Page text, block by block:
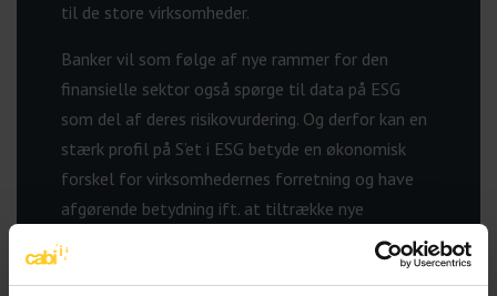
til de store virksomheder.
Banker vil som følge af nye rammer for den
finansielle sektor også spørge til data på ESG
som del af deres risikovurdering. Og derfor kan en
stærk profil på S’et i ESG betyde en økonomisk
forskel for virksomhedernes forretning og have
afgørende betydning ift. at tiltrække nye